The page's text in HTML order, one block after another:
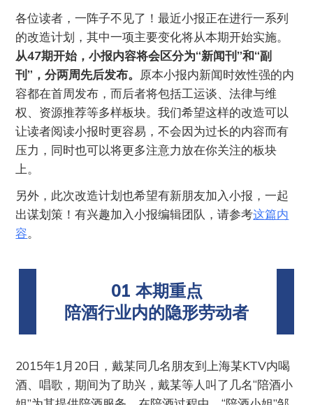
各位读者，一阵子不见了！最近小报正在进行一系列
的改造计划，其中一项主要变化将从本期开始实施。
从47期开始，小报内容将会区分为“新闻刊”和“副
刊”，分两周先后发布。 原本小报内新闻时效性强的内
容都在首周发布，而后者将包括工运谈、法律与维
权、资源推荐等多样板块。我们希望这样的改造可以
让读者阅读小报时更容易，不会因为过长的内容而有
压力，同时也可以将更多注意力放在你关注的板块
上。
另外，此次改造计划也希望有新朋友加入小报，一起
出谋划策！有兴趣加入小报编辑团队，请参考这篇内
容。
01 本期重点
陪酒行业内的隐形劳动者
2015年1月20日，戴某同几名朋友到上海某KTV内喝
酒、唱歌，期间为了助兴，戴某等人叫了几名“陪酒小